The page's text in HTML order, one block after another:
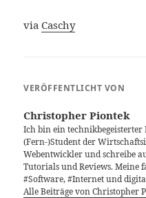
via Caschy
VERÖFFENTLICHT VON
Christopher Piontek
Ich bin ein technikbegeisterter
(Fern-)Student der
Webentwickler und schreibe
Tutorials und Reviews. Meine
#Software, #Internet und
Alle Beiträge von Christopher